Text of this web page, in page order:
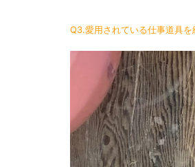
Q3.愛用されている仕事道具を